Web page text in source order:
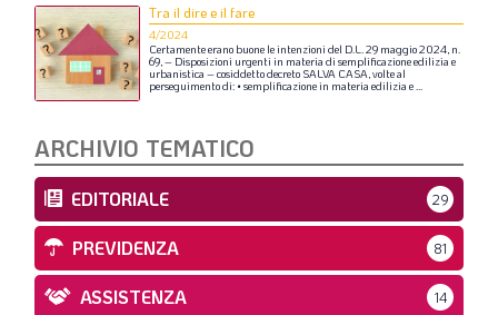
Tra il dire e il fare
4/2024
Certamenteerano buone leintenzioni del D.L.29 maggio2024, n.
69,– Disposizioni urgenti in materia di semplificazioneedilizia e
urbanistica –cosiddettodecreto SALVA CASA,volteal
perseguimentodi: • semplificazionein materia edilizia e...
ARCHIVIO TEMATICO
EDITORIALE 29
PREVIDENZA 81
ASSISTENZA 14